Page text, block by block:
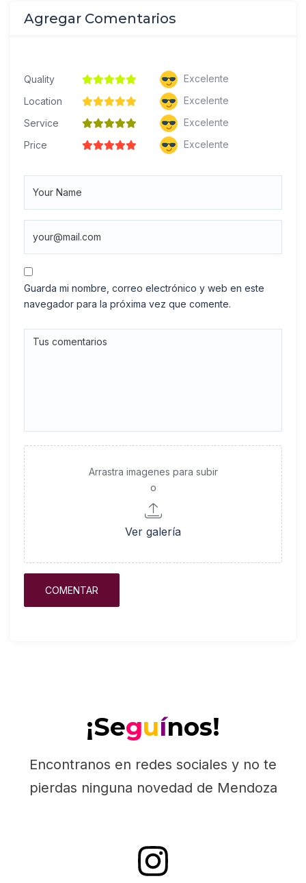
Agregar Comentarios
Quality
Excelente
Location
Excelente
Service
Excelente
Price
Excelente
Guarda mi nombre, correo electrónico y web en este
navegador para la próxima vez que comente.
Arrastra imagenes para subir
o
Ver galería
¡Seguínos!
Encontranos en redes sociales y no te
pierdas ninguna novedad de Mendoza